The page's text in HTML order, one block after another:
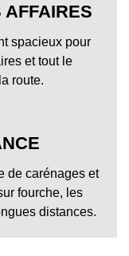
AFFAIRES
spacieux pour
et tout le
route.
de carénages et
fourche, les
distances.